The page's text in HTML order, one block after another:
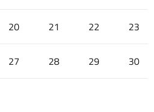
20 21 22 23
27 28 29 30